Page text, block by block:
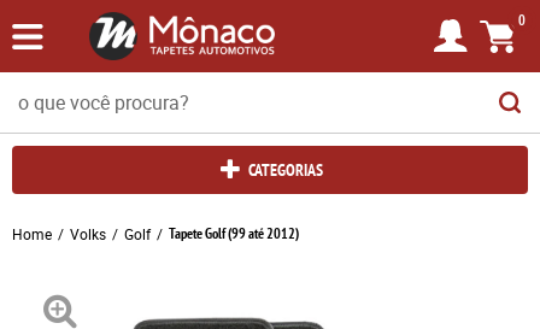
0
CATEGORIAS
Home Volks Golf Tapete Golf (99 até 2012)